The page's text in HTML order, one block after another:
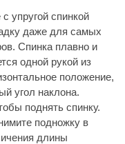
упругой спинкой
даже для самых
Спинка плавно и
одной рукой из
положение,
угол наклона.
поднять спинку.
подножку в
длины